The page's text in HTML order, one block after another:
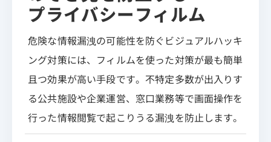
プライバシーフィルム
危険な情報漏洩の可能性を防ぐビジュアルハッキ
ング対策には、フィルムを使った対策が最も簡単
且つ効果が高い手段です。不特定多数が出入りす
る公共施設や企業運営、窓口業務等で画面操作を
行った情報閲覧で起こりうる漏洩を防止します。